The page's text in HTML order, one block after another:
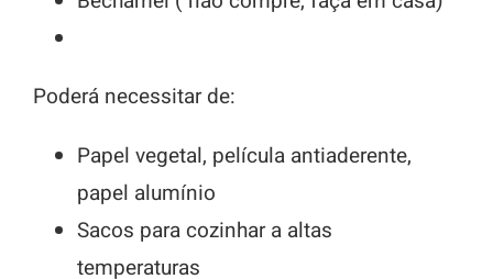
Poderá necessitar de:
Papel vegetal, película antiaderente,
papel alumínio
Sacos para cozinhar a altas
temperaturas